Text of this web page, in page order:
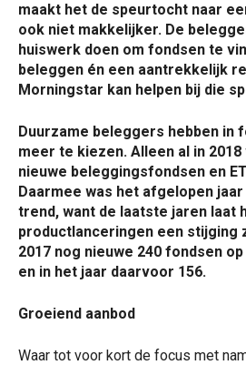
maakt het de speurtocht naar
ook niet makkelijker. De
huiswerk doen om fondsen te
beleggen én een aantrekkelijk
Morningstar kan helpen bij die
Duurzame beleggers hebben in
meer te kiezen. Alleen al in
nieuwe beleggingsfondsen en
Daarmee was het afgelopen
trend, want de laatste jaren laat
productlanceringen een stijging
2017 nog nieuwe 240 fondsen
en in het jaar daarvoor 156.
Groeiend aanbod
Waar tot voor kort de focus met